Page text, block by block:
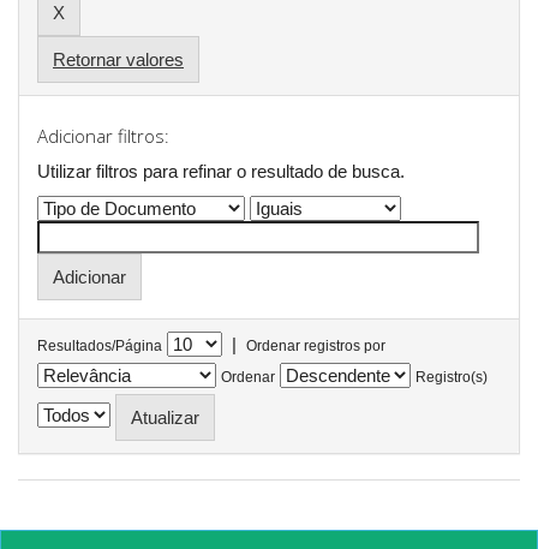
Retornar valores
Adicionar filtros:
Utilizar filtros para refinar o resultado de busca.
Resultados/Página |
Ordenar registros por
Ordenar
Registro(s)